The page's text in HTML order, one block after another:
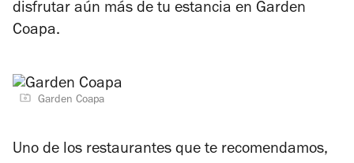
disfrutar aún más de tu estancia en Garden
Coapa.
Garden Coapa
Uno de los restaurantes que te recomendamos,